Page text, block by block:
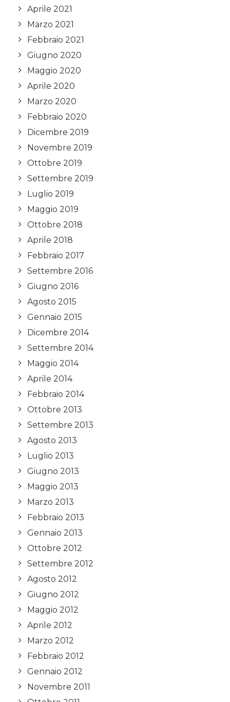
Aprile 2021
Marzo 2021
Febbraio 2021
Giugno 2020
Maggio 2020
Aprile 2020
Marzo 2020
Febbraio 2020
Dicembre 2019
Novembre 2019
Ottobre 2019
Settembre 2019
Luglio 2019
Maggio 2019
Ottobre 2018
Aprile 2018
Febbraio 2017
Settembre 2016
Giugno 2016
Agosto 2015
Gennaio 2015
Dicembre 2014
Settembre 2014
Maggio 2014
Aprile 2014
Febbraio 2014
Ottobre 2013
Settembre 2013
Agosto 2013
Luglio 2013
Giugno 2013
Maggio 2013
Marzo 2013
Febbraio 2013
Gennaio 2013
Ottobre 2012
Settembre 2012
Agosto 2012
Giugno 2012
Maggio 2012
Aprile 2012
Marzo 2012
Febbraio 2012
Gennaio 2012
Novembre 2011